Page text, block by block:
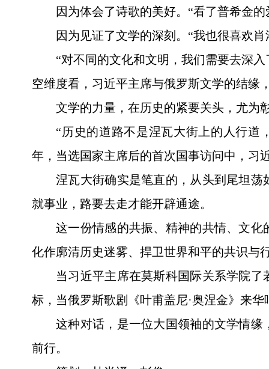
因为体会了诗歌的美好。“看了普希金
因为见证了文学的深刻。“我也很喜欢
“对不同的文化和文明，我们需要去深
空维度看，习近平主席与俄罗斯文学的结缘
文学的力量，在历史的紧要关头，尤为
“历史的道路不是涅瓦大街上的人行道
年，当选国家主席后的首次国事访问中，习
涅瓦大街确实是笔直的，从头到尾坦
就事业，路要去走才能开辟通途。
这一份情感的共振、精神的共情、文
化作廓清历史迷雾、捍卫世界和平的共识与
当习近平主席在莫斯科国际关系学院
标，当俄罗斯歌剧《叶甫盖尼·奥涅金》来
这种对话，是一位大国领袖的文学情
前行。